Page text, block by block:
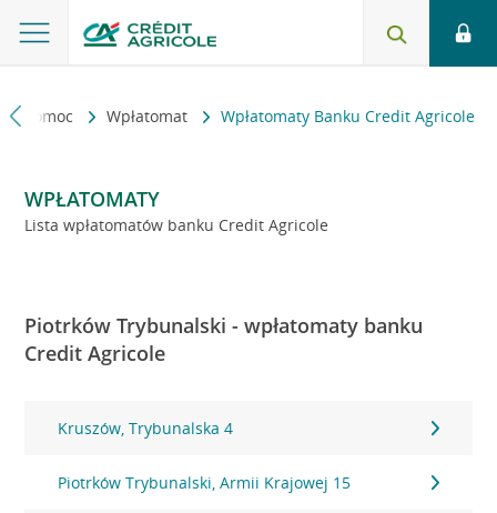
i pomoc Wpłatomat Wpłatomaty Banku Credit Agricole
WPŁATOMATY
Lista wpłatomatów banku Credit Agricole
Piotrków Trybunalski - wpłatomaty banku
Credit Agricole
Kruszów, Trybunalska 4
Piotrków Trybunalski, Armii Krajowej 15